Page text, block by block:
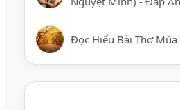
Đọc Hiểu Bài Thơ